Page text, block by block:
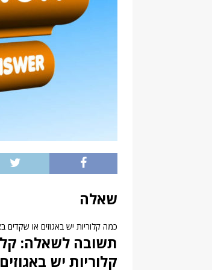
שאלה
כמה קלוריות יש באגוזים או שקדים
תשובה לשאלה:
קלוריות יש